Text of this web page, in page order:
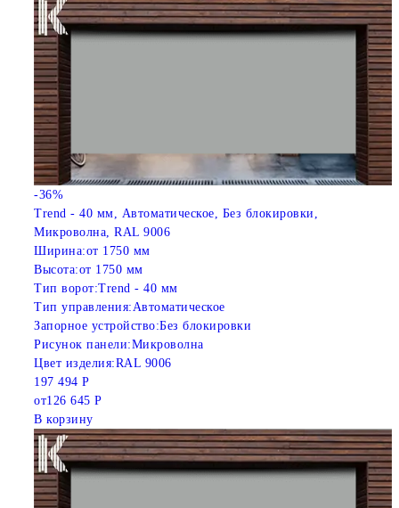
-36%
Trend - 40 мм, Автоматическое, Без блокировки,
Микроволна, RAL 9006
Ширина:от 1750 мм
Высота:от 1750 мм
Тип ворот:Trend - 40 мм
Тип управления: Автоматическое
Запорное устройство:Без блокировки
Рисунок панели:Микроволна
Цвет изделия:RAL 9006
197 494 Р
от126 645 Р
В корзину